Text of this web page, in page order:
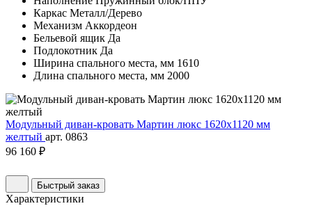
Каркас Металл/Дерево
Механизм Аккордеон
Бельевой ящик Да
Подлокотник Да
Ширина спального места, мм 1610
Длина спального места, мм 2000
Модульный диван-кровать Мартин люкс 1620х1120 мм
желтый арт. 0863
96 160 ₽
Быстрый заказ
Характеристики